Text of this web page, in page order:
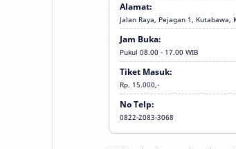
Alamat:
Jalan Raya, Pejagan 1,
Jam Buka:
Pukul 08.00 - 17.00 WIB
Tiket Masuk:
Rp. 15.000,-
Ekonomi
dan
Bisnis,
No Telp:
0822-2083-3068